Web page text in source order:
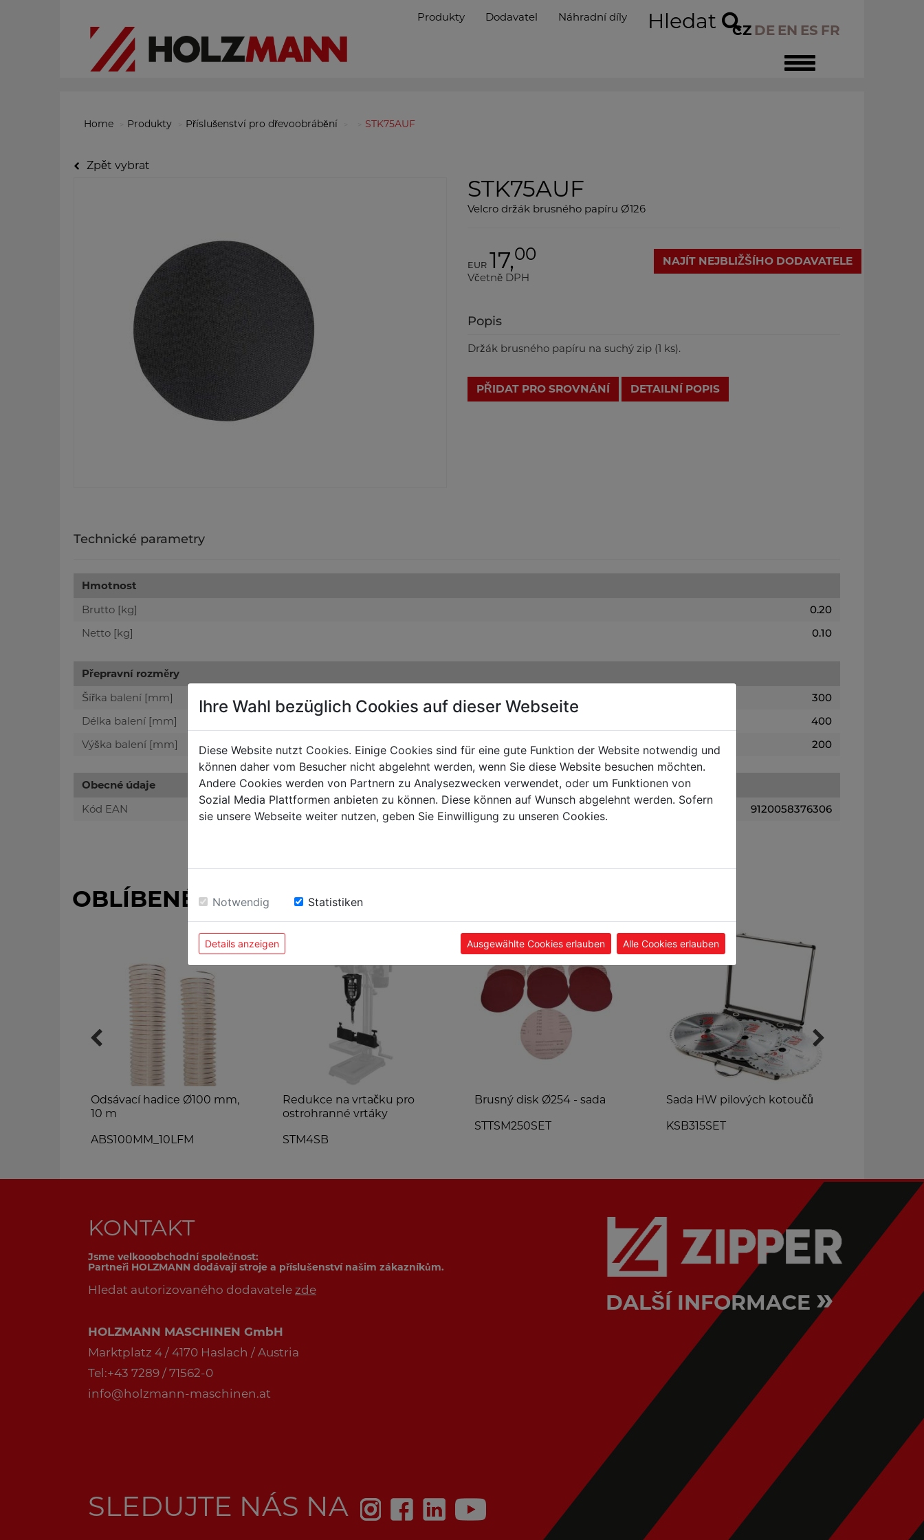
Toggle
navigation
CZ DE EN ES FR
Produkty Dodavatel Náhradní díly Hledat
Home Produkty Příslušenství pro dřevoobrábění STK75AUF
Zpět vybrat
STK75AUF
Velcro držák brusného papíru Ø126
EUR 17,00
Včetně DPH
NAJÍT NEJBLIŽŠÍHO DODAVATELE
Popis
Držák brusného papíru na suchý zip (1 ks).
PŘIDAT PRO SROVNÁNÍ DETAILNÍ POPIS
Technické parametry
Hmotnost
Brutto [kg]
0.20
Netto [kg]
0.10
Přepravní rozměry
Šířka balení [mm]
300
Délka balení [mm]
400
Výška balení [mm]
200
Obecné údaje
Kód EAN
9120058376306
OBLÍBENÉ PRODUKTY
Odsávací hadice Ø100 mm,
10 m
ABS100MM_10LFM
Redukce na vrtačku pro
ostrohranné vrtáky
STM4SB
Brusný disk Ø254 - sada
STTSM250SET
Sada HW pilových kotoučů
KSB315SET
KONTAKT
Jsme velkooobchodní společnost:
Partneři HOLZMANN dodávají stroje a příslušenství našim zákazníkům.
Hledat autorizovaného dodavatele zde
HOLZMANN MASCHINEN GmbH
Marktplatz 4 / 4170 Haslach / Austria
Tel:+43 7289 / 71562-0
info@holzmann-maschinen.at
SLEDUJTE NÁS NA
DALŠÍ INFORMACE »
Ihre Wahl bezüglich Cookies auf dieser Webseite
Diese Website nutzt Cookies. Einige Cookies sind für eine gute Funktion der Website notwendig und
können daher vom Besucher nicht abgelehnt werden, wenn Sie diese Website besuchen möchten.
Andere Cookies werden von Partnern zu Analysezwecken verwendet, oder um Funktionen von
Sozial Media Plattformen anbieten zu können. Diese können auf Wunsch abgelehnt werden. Sofern
sie unsere Webseite weiter nutzen, geben Sie Einwilligung zu unseren Cookies.
Notwendig Statistiken
Details anzeigen Ausgewählte Cookies erlauben Alle Cookies erlauben